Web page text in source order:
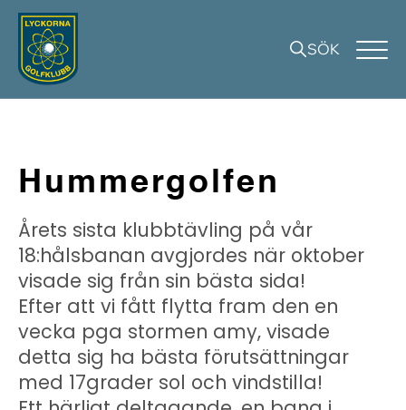
SÖK
Hummergolfen
Årets sista klubbtävling på vår
18:hålsbanan avgjordes när oktober
visade sig från sin bästa sida!
Efter att vi fått flytta fram den en
vecka pga stormen amy, visade
detta sig ha bästa förutsättningar
med 17grader sol och vindstilla!